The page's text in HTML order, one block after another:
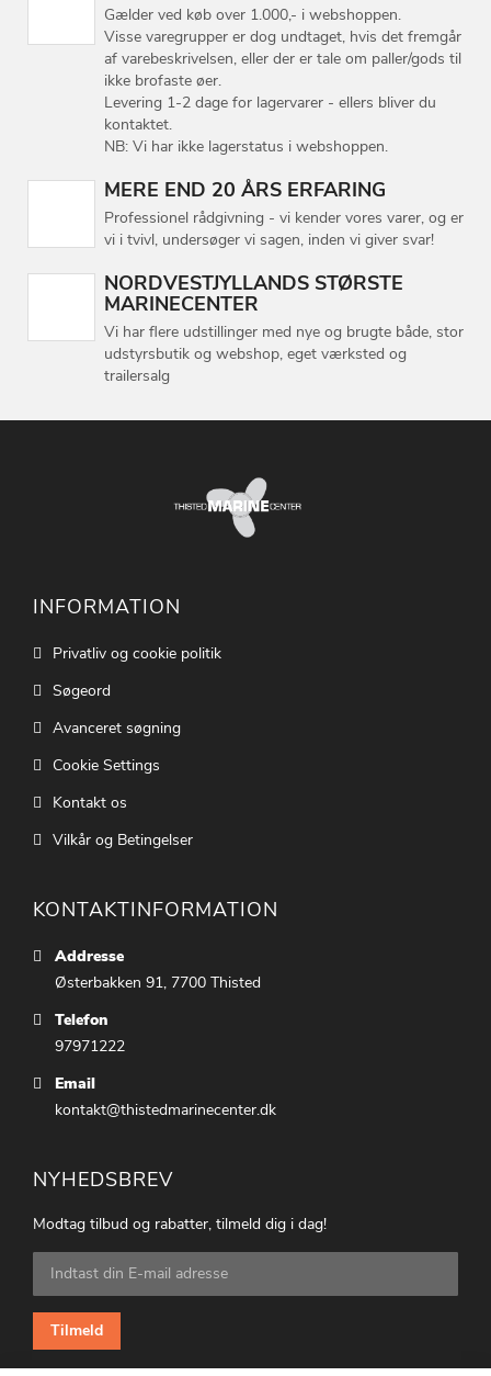
Gælder ved køb over 1.000,- i webshoppen.
Visse varegrupper er dog undtaget, hvis det fremgår
af varebeskrivelsen, eller der er tale om paller/gods til
ikke brofaste øer.
Levering 1-2 dage for lagervarer - ellers bliver du
kontaktet.
NB: Vi har ikke lagerstatus i webshoppen.
MERE END 20 ÅRS ERFARING
Professionel rådgivning - vi kender vores varer, og er
vi i tvivl, undersøger vi sagen, inden vi giver svar!
NORDVESTJYLLANDS STØRSTE
MARINECENTER
Vi har flere udstillinger med nye og brugte både, stor
udstyrsbutik og webshop, eget værksted og
trailersalg
INFORMATION
Privatliv og cookie politik
Søgeord
Avanceret søgning
Cookie Settings
Kontakt os
Vilkår og Betingelser
KONTAKTINFORMATION
Addresse
Østerbakken 91, 7700 Thisted
Telefon
97971222
Email
kontakt@thistedmarinecenter.dk
NYHEDSBREV
Modtag tilbud og rabatter, tilmeld dig i dag!
Tilmeld
dig
vores
nyhedsbrev:
Tilmeld